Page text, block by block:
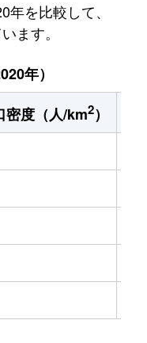
を比較して、
ます。
年）
密度（人/km2）